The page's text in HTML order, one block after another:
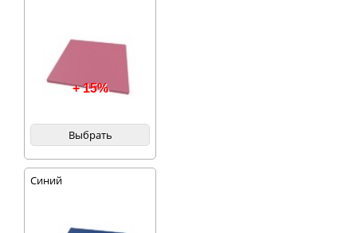
+ 15%
Выбрать
Синий